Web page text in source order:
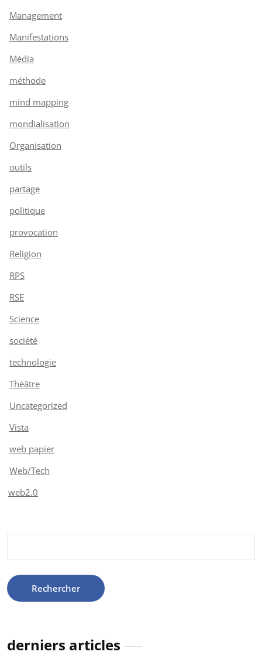
Management
Manifestations
Média
méthode
mind mapping
mondialisation
Organisation
outils
partage
politique
provocation
Religion
RPS
RSE
Science
société
technologie
Théâtre
Uncategorized
Vista
web papier
Web/Tech
web2.0
derniers articles